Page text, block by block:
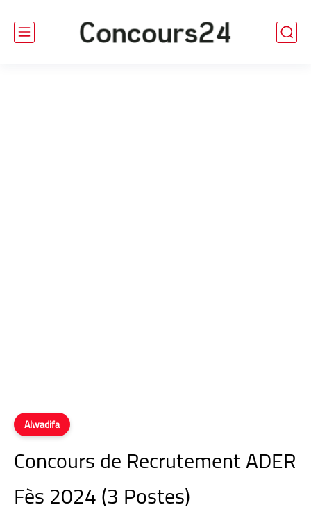
Alwadifa
Concours de Recrutement ADER
Fès 2024 (3 Postes)